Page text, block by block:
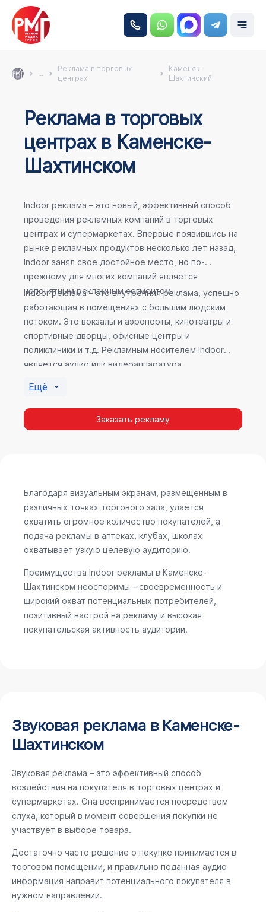
...
Реклама в торговых
центрах
Каменск-
Шахтинский
Реклама в торговых
центрах в Каменске-
Шахтинском
Indoor реклама – это новый, эффективный способ
проведения рекламных компаний в торговых
центрах и супермаркетах. Впервые появившись на
рынке рекламных продуктов несколько лет назад,
Indoor занял свое достойное место, но по-
прежнему для многих компаний является
непонятным рекламным сегментом.
Indoor реклама – это внутренняя реклама, успешно
работающая в помещениях с большим людским
потоком. Это вокзалы и аэропорты, кинотеатры и
спортивные дворцы, офисные центры и
поликлиники и т.д. Рекламным носителем Indoor
является аудио или видеоаппаратура,
эффективность приносит такой вид рекламы в
местах продаж, поскольку воздействие на
покупателя в момент выбора товара наиболее
Indoor рекламы.
Ещё
Заказать рекламу
Благодаря визуальным экранам, размещенным в
различных точках торгового зала, удается
охватить огромное количество покупателей, а
подача рекламы в аптеках, клубах, школах
охватывает узкую целевую аудиторию.
Преимущества Indoor рекламы в Каменске-
Шахтинском неоспоримы – своевременность и
широкий охват потенциальных потребителей,
позитивный настрой на рекламу и высокая
покупательская активность аудитории.
Звуковая реклама в Каменске-
Шахтинском
Звуковая реклама – это эффективный способ
воздействия на покупателя в торговых центрах и
супермаркетах. Она воспринимается посредством
слуха, который в момент совершения покупки не
участвует в выборе товара.
Достаточно часто решение о покупке принимается в
торговом помещении, и правильно поданная аудио
информация направит потенциального покупателя в
нужном направлении.